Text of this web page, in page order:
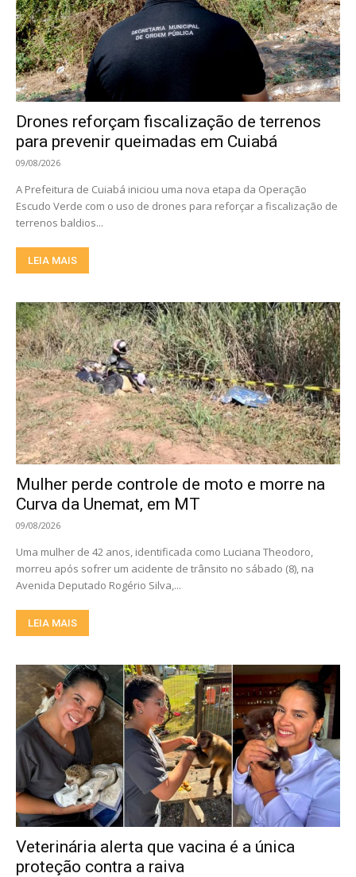
Drones reforçam fiscalização de terrenos
para prevenir queimadas em Cuiabá
09/08/2026
A Prefeitura de Cuiabá iniciou uma nova etapa da Operação
Escudo Verde com o uso de drones para reforçar a fiscalização de
terrenos baldios...
LEIA MAIS
Mulher perde controle de moto e morre na
Curva da Unemat, em MT
09/08/2026
Uma mulher de 42 anos, identificada como Luciana Theodoro,
morreu após sofrer um acidente de trânsito no sábado (8), na
Avenida Deputado Rogério Silva,...
LEIA MAIS
Veterinária alerta que vacina é a única
proteção contra a raiva